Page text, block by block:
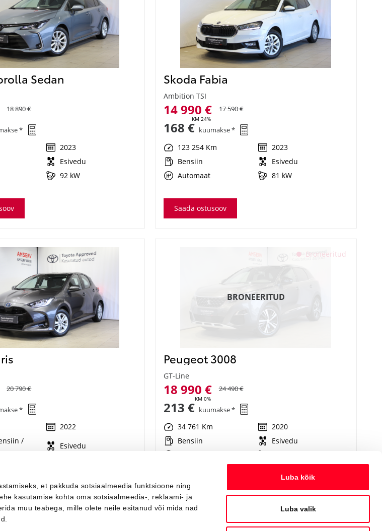
et pakkuda sotsiaalmeedia funktsioone ning
kasutamise kohta oma sotsiaalmeedia-, reklaami- ja
muu teabega, mille olete neile esitanud või mida nad
Luba kõik
Luba valik
Sedan
18 890 €
*
2023
Esivedu
92 kW
Skoda Fabia
Ambition TSI
14 990 €
KM 24%
17 590 €
168 € kuumakse *
123 254 Km
2023
Bensiin
Esivedu
Automaat
81 kW
Saada ostusoov
20 790 €
*
2022
/
Esivedu
Broneeritud
BRONEERITUD
Peugeot 3008
GT-Line
18 990 €
KM 0%
24 490 €
213 € kuumakse *
34 761 Km
2020
Bensiin
Esivedu
Saada ostusoov